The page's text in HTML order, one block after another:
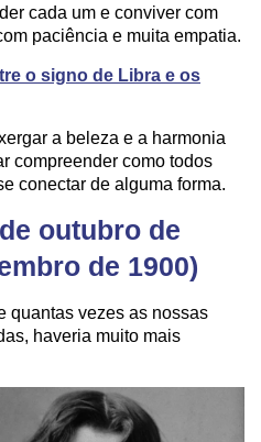
cada um e conviver com
paciência e muita empatia.
o signo de Libra e os
a beleza e a harmonia
compreender como todos
conectar de alguma forma.
outubro de
de 1900)
quantas vezes as nossas
haveria muito mais